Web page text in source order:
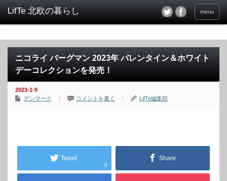
menu
ニコライ バーグマン 2023年 バレンタイン＆ホワイト
デーコレクションを発売！
2023-1-9
デンマーク
コメントを書く LifTe編集部
Tweet
6
Share